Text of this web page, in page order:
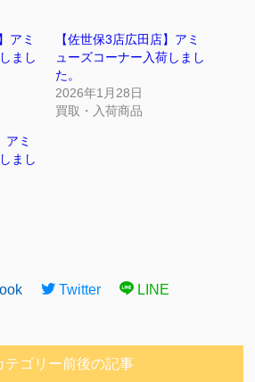
アミ
まし
【佐世保3店広田店】アミ
ューズコーナー入荷しまし
た。
2026年1月28日
買取・入荷商品
アミ
まし
Twitter LINE
テゴリー前後の記事